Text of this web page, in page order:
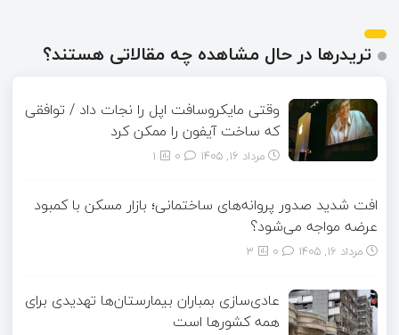
تریدرها در حال مشاهده چه مقالاتی هستند؟
وقتی مایکروسافت اپل را نجات داد / توافقی
که ساخت آیفون را ممکن کرد
مرداد ۱۶, ۱۴۰۵ 1
افت شدید صدور پروانه‌های ساختمانی؛ بازار مسکن با کمبود
عرضه مواجه می‌شود؟
مرداد ۱۶, ۱۴۰۵ 3
عادی‌سازی بمباران بیمارستان‌ها تهدیدی برای
همه کشورها است